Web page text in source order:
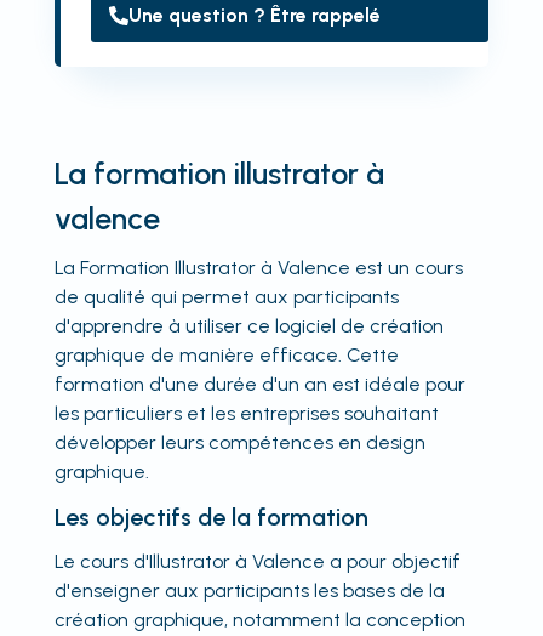
Une question ? Être rappelé
La formation illustrator à
valence
La Formation Illustrator à Valence est un cours
de qualité qui permet aux participants
d'apprendre à utiliser ce logiciel de création
graphique de manière efficace. Cette
formation d'une durée d'un an est idéale pour
les particuliers et les entreprises souhaitant
développer leurs compétences en design
graphique.
Les objectifs de la formation
Le cours d'Illustrator à Valence a pour objectif
d'enseigner aux participants les bases de la
création graphique, notamment la conception